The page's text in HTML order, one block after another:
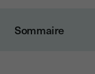
Sommaire